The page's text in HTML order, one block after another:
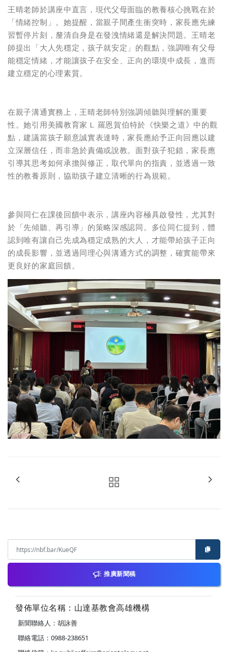
王晴老師於講座中直言，現代父母面臨的教養核心挑戰在於
「情緒控制」。她提醒，當親子間產生衝突時，家長應先練
習暫停片刻，釐清自身是在發洩情緒還是解決問題。王晴老
師提出「大人先穩定，孩子就安定」的觀點，強調唯有父母
能穩定情緒，才能讓孩子在安全、正向的環境中成長，進而
建立穩定的心理素質。
在親子溝通實務上，王晴老師特別強調傾聽與理解的重要
性。她引用美國教育家 L. 羅恩賀伯特於《快樂之道》中的觀
點，建議當孩子願意誠實表達時，家長應給予正向回應以建
立深層信任，而非急於責備或說教。面對孩子犯錯，家長應
引導其思考如何承擔與修正，取代單向的指責，並透過一致
性的教養原則，協助孩子建立清晰的行為規範。
參與同仁在課後回饋中表示，講座內容極具啟發性，尤其對
於「先傾聽、再引導」的策略深感認同。多位同仁提到，體
認到唯有讓自己先成為穩定成熟的大人，才能帶給孩子正向
的成長影響，並透過同理心與溝通方式的調整，確實能帶來
更良好的家庭回饋。
推廣新聞稿
發佈單位名稱：山達基教會高雄機構
新聞聯絡人：胡詠善
聯絡電話：0988-238651